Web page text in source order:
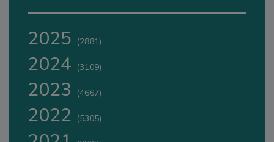
2025 (2881)
2024 (3109)
2023 (4667)
2022 (5305)